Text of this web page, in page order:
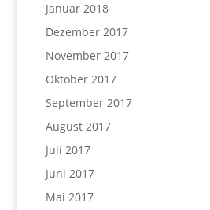
Januar 2018
Dezember 2017
November 2017
Oktober 2017
September 2017
August 2017
Juli 2017
Juni 2017
Mai 2017